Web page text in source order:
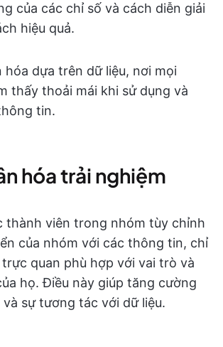
của các chỉ số và cách diễn giải
hiệu quả.
hóa dựa trên dữ liệu, nơi mọi
thấy thoải mái khi sử dụng và
tin.
hóa trải nghiệm
thành viên trong nhóm tùy chỉnh
của nhóm với các thông tin, chỉ
quan phù hợp với vai trò và
họ. Điều này giúp tăng cường
và sự tương tác với dữ liệu.